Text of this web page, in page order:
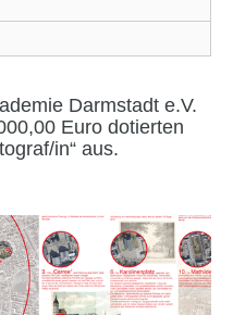
Darmstadt e.V.
Euro dotierten
in“ aus.